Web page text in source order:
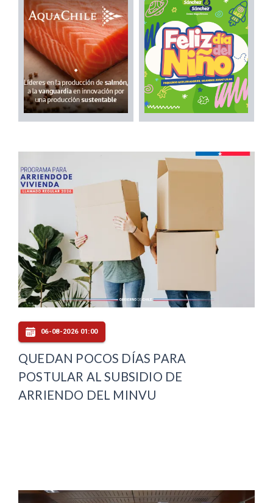
06-08-2026 01:00
QUEDAN POCOS DÍAS PARA
POSTULAR AL SUBSIDIO DE
ARRIENDO DEL MINVU